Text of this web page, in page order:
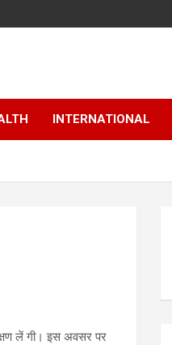
INTERNATIONAL
लें गी। इस अवसर पर